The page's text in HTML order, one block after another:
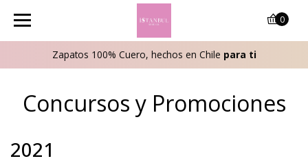
Zapatos 100% Cuero, hechos en Chile para ti
0
Concursos y Promociones
2021